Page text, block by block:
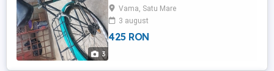
3
Vama, Satu Mare
3 august
425 RON